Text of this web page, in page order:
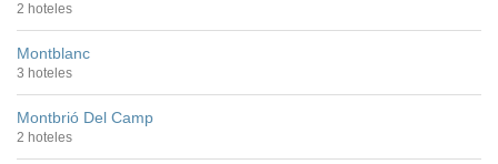
2 hoteles
Montblanc
3 hoteles
Montbrió Del Camp
2 hoteles